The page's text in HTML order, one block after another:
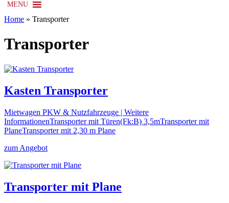
MENU
Home » Transporter
Transporter
Kasten Transporter
Mietwagen PKW & Nutzfahrzeuge | Weitere
InformationenTransporter mit Türen(Fk:B) 3,5mTransporter mit
PlaneTransporter mit 2,30 m Plane
zum Angebot
Transporter mit Plane